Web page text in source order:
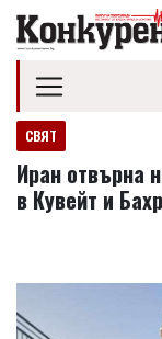
СВЯТ
Иран отвърна
в Кувейт и